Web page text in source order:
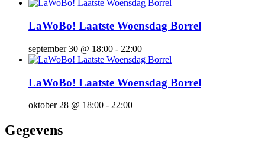
LaWoBo! Laatste Woensdag Borrel
september 30 @ 18:00 - 22:00
LaWoBo! Laatste Woensdag Borrel
oktober 28 @ 18:00 - 22:00
Gegevens